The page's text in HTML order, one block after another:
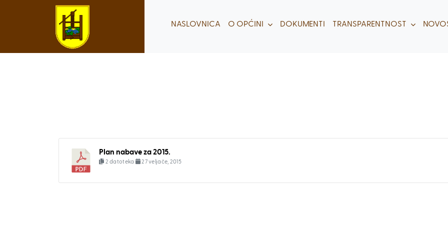
NASLOVNICA O OPĆINI DOKUMENTI TRANSPARENTNOST
Plan nabave za 2015.
2 datoteka 27 veljače, 2015